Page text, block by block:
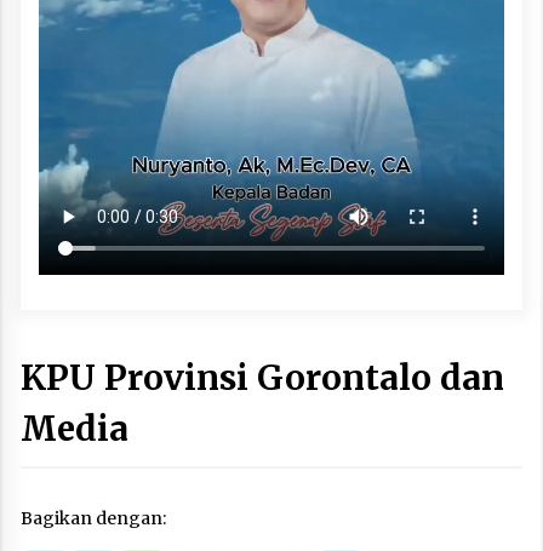
KPU Provinsi Gorontalo dan
Media
Bagikan dengan: